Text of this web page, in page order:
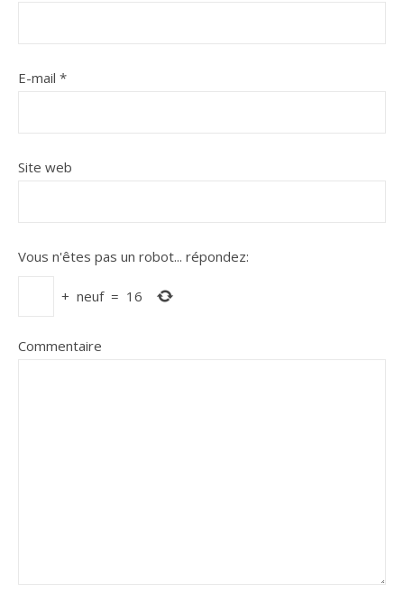
E-mail *
Site web
Vous n'êtes pas un robot... répondez:
+ neuf = 16
Commentaire